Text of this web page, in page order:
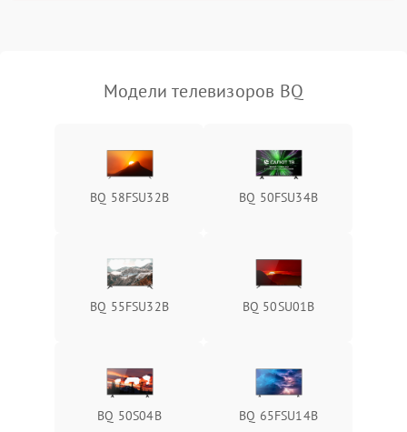
Модели телевизоров BQ
BQ 58FSU32B BQ 50FSU34B
BQ 55FSU32B BQ 50SU01B
BQ 50S04B BQ 65FSU14B